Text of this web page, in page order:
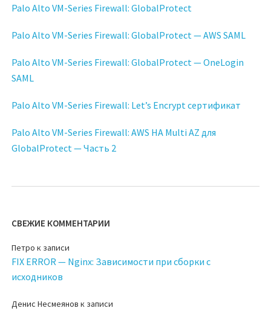
Palo Alto VM-Series Firewall: GlobalProtect
Palo Alto VM-Series Firewall: GlobalProtect — AWS SAML
Palo Alto VM-Series Firewall: GlobalProtect — OneLogin
SAML
Palo Alto VM-Series Firewall: Let’s Encrypt сертификат
Palo Alto VM-Series Firewall: AWS HA Multi AZ для
GlobalProtect — Часть 2
СВЕЖИЕ КОММЕНТАРИИ
Петро к записи
FIX ERROR — Nginx: Зависимости при сборки с
исходников
Денис Несмеянов к записи